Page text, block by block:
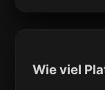
Wie viel